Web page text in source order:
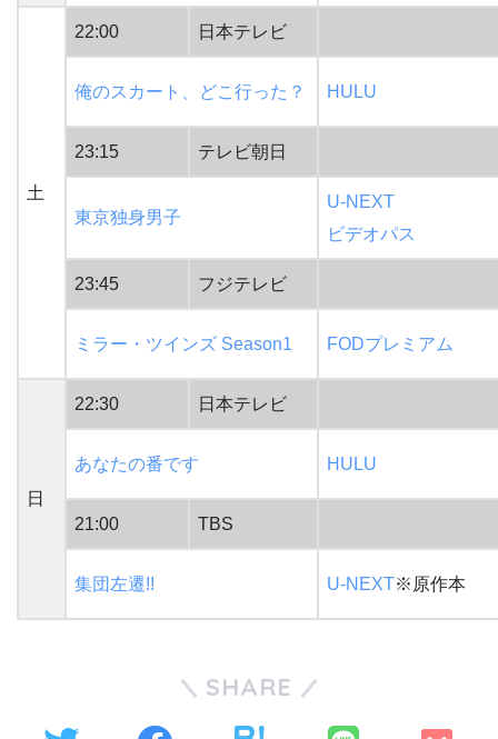
土
22:00 日本テレビ
俺のスカート、どこ行った？ HULU
23:15 テレビ朝日
東京独身男子
U-NEXT
ビデオパス
23:45 フジテレビ
ミラー・ツインズ Season1 FODプレミアム
日
22:30 日本テレビ
あなたの番です HULU
21:00 TBS
集団左遷!! U-NEXT※原作本
SHARE